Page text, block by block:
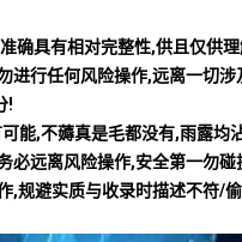
确具有相对完整性,供且仅供
进行任何风险操作,远离一切涉
!
能,不薅真是毛都没有,雨露均
必远离风险操作,安全第一勿碰
,规避实质与收录时描述不符/